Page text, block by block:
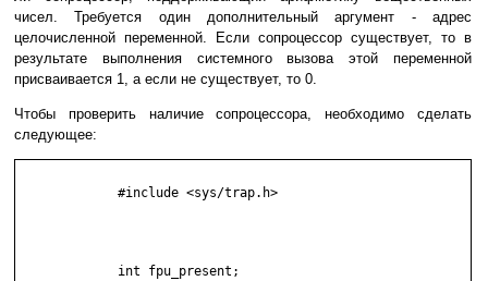
чисел. Требуется один дополнительный аргумент - адрес
целочисленной переменной. Если сопроцессор существует, то в
результате выполнения системного вызова этой переменной
присваивается 1, а если не существует, то 0.
Чтобы проверить наличие сопроцессора, необходимо сделать
следующее:
             #include <sys/trap.h>
             int fpu_present;